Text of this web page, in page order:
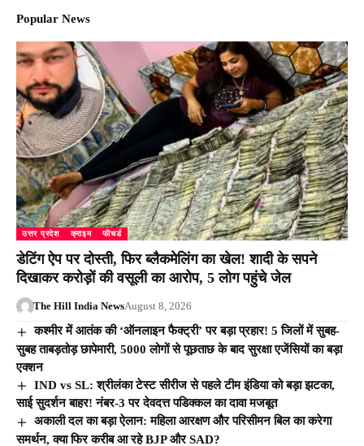
Popular News
उत्तर प्रदेश क्राइम फीचर्ड
डेटिंग ऐप पर दोस्ती, फिर ब्लैकमेलिंग का खेल! शादी के सपने
दिखाकर करोड़ों की वसूली का आरोप, 5 लोग पहुंचे जेल
The Hill India NewsAugust 8, 2026
कश्मीर में आतंक की ‘ऑनलाइन फैक्ट्री’ पर बड़ा प्रहार! 5 जिलों में सुबह-
सुबह ताबड़तोड़ छापेमारी, 5000 लोगों से पूछताछ के बाद सुरक्षा एजेंसियों का बड़ा
एक्शन
IND vs SL: श्रीलंका टेस्ट सीरीज से पहले टीम इंडिया को बड़ा झटका,
साई सुदर्शन बाहर! नंबर-3 पर देवदत्त पडिक्कल का दावा मजबूत
अकाली दल का बड़ा ऐलान: महिला आरक्षण और परिसीमन बिल का करेगा
समर्थन, क्या फिर करीब आ रहे BJP और SAD?